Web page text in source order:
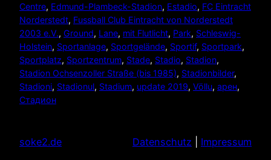
Centre, Edmund-Plambeck-Stadion, Estadio, FC Eintracht
Norderstedt, Fussball Club Eintracht von Norderstedt
2003 e.V., Ground, Lane, mit Flutlicht, Park, Schleswig-
Holstein, Sportanlage, Sportgelände, Sportif, Sportpark
Sportplatz, Sportzentrum, Stade, Stadio, Stadion
Stadion Ochsenzoller Straße (bis 1985), Stadionbilder
Stadioni, Stadionul, Stadium, update 2019, Völlu, арен
Стадион
soke2.de Datenschutz Impressum